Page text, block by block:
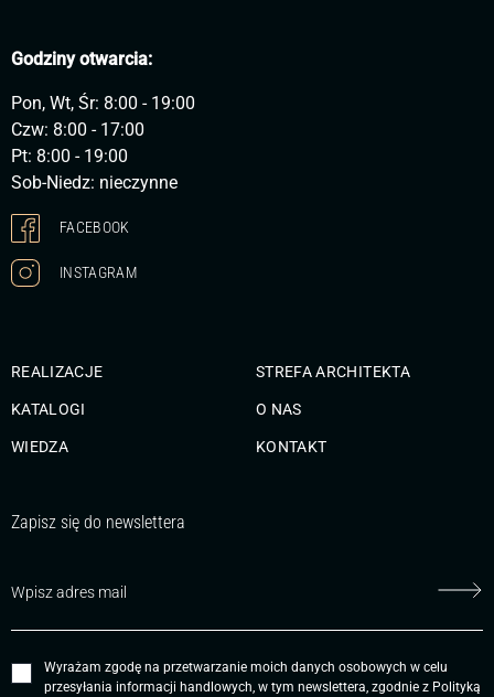
Godziny otwarcia:
Pon, Wt, Śr: 8:00 - 19:00
Czw: 8:00 - 17:00
Pt: 8:00 - 19:00
Sob-Niedz: nieczynne
FACEBOOK
INSTAGRAM
REALIZACJE
KATALOGI
WIEDZA
STREFA ARCHITEKTA
O NAS
KONTAKT
Zapisz się do newslettera
Wyrażam zgodę na przetwarzanie moich danych osobowych w celu
przesyłania informacji handlowych, w tym newslettera, zgodnie z Polityką